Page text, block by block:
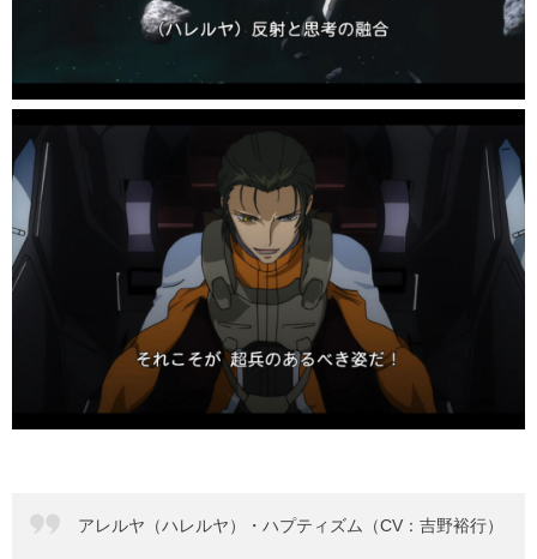
アレルヤ（ハレルヤ）・ハプティズム（CV：吉野裕行）